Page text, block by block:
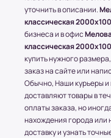
Транспортные
соседние
Доставка в
осуществляется
компании),
С соседними
другими
Russia.ru
уточнить в описании.
классическая
бизнеса и в офис
классическая
купить нужного
заказ на сайте или
Обычно, Наши курьеры
доставляют товары в
оплаты заказа, но
нахождения города или
доставку и узнать